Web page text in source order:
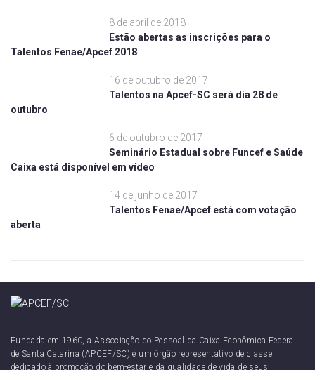
8 de abril de 2018
Estão abertas as inscrições para o
Talentos Fenae/Apcef 2018
16 de outubro de 2017
Talentos na Apcef-SC será dia 28 de
outubro
6 de outubro de 2017
Seminário Estadual sobre Funcef e Saúde
Caixa está disponível em vídeo
14 de junho de 2017
Talentos Fenae/Apcef está com votação
aberta
Fundada em 1960, a Associação do Pessoal da Caixa Econômica Federal
de Santa Catarina (APCEF/SC) é um órgão representativo de classe
dedicado à promoção do bem-estar e da qualidade de vida de seus